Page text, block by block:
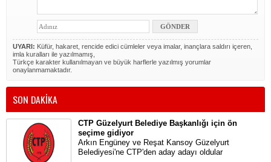
UYARI: Küfür, hakaret, rencide edici cümleler veya imalar, inançlara saldırı içeren,
imla kuralları ile yazılmamış,
Türkçe karakter kullanılmayan ve büyük harflerle yazılmış yorumlar
onaylanmamaktadır.
SON DAKİKA
CTP Güzelyurt Belediye Başkanlığı için ön
seçime gidiyor
Arkın Engüney ve Reşat Kansoy Güzelyurt
Belediyesi'ne CTP'den aday adayı oldular